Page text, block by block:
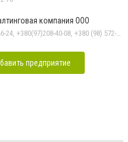
компания ООО
предприятие